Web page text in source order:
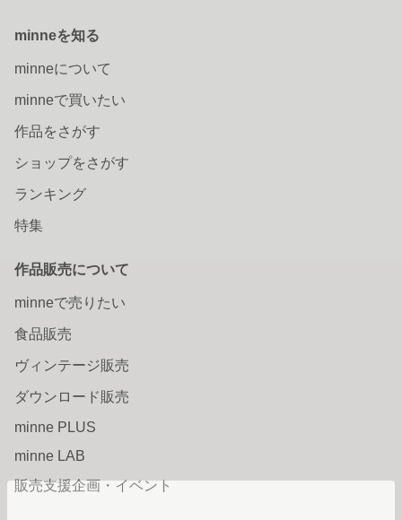
minneを知る
minneについて
minneで買いたい
作品をさがす
ショップをさがす
ランキング
特集
作品販売について
minneで売りたい
食品販売
ヴィンテージ販売
ダウンロード販売
minne PLUS
minne LAB
販売支援企画・イベント